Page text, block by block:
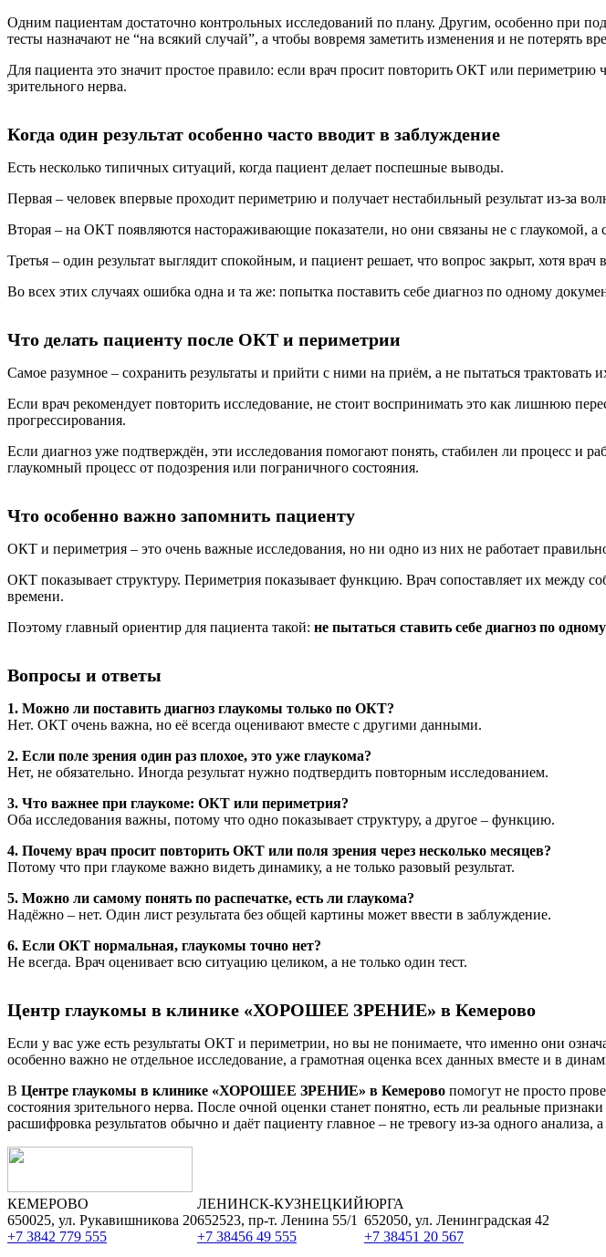
Одним пациентам достаточно контрольных исследований по плану. Другим, особенно при
тесты назначают не “на всякий случай”, а чтобы вовремя заметить изменения и не потерять
Для пациента это значит простое правило: если врач просит повторить ОКТ или периметрию
зрительного нерва.
Когда один результат особенно часто вводит в заблуждение
Есть несколько типичных ситуаций, когда пациент делает поспешные выводы.
Первая – человек впервые проходит периметрию и получает нестабильный результат из-за
Вторая – на ОКТ появляются настораживающие показатели, но они связаны не с глаукомой, а
Третья – один результат выглядит спокойным, и пациент решает, что вопрос закрыт, хотя
Во всех этих случаях ошибка одна и та же: попытка поставить себе диагноз по одному
Что делать пациенту после ОКТ и периметрии
Самое разумное – сохранить результаты и прийти с ними на приём, а не пытаться трактовать
Если врач рекомендует повторить исследование, не стоит воспринимать это как лишнюю
прогрессирования.
Если диагноз уже подтверждён, эти исследования помогают понять, стабилен ли процесс и
глаукомный процесс от подозрения или пограничного состояния.
Что особенно важно запомнить пациенту
ОКТ и периметрия – это очень важные исследования, но ни одно из них не работает
ОКТ показывает структуру. Периметрия показывает функцию. Врач сопоставляет их между
времени.
Поэтому главный ориентир для пациента такой: не пытаться ставить себе диагноз по
Вопросы и ответы
1. Можно ли поставить диагноз глаукомы только по ОКТ?
Нет. ОКТ очень важна, но её всегда оценивают вместе с другими данными.
2. Если поле зрения один раз плохое, это уже глаукома?
Нет, не обязательно. Иногда результат нужно подтвердить повторным исследованием.
3. Что важнее при глаукоме: ОКТ или периметрия?
Оба исследования важны, потому что одно показывает структуру, а другое – функцию.
4. Почему врач просит повторить ОКТ или поля зрения через несколько месяцев?
Потому что при глаукоме важно видеть динамику, а не только разовый результат.
5. Можно ли самому понять по распечатке, есть ли глаукома?
Надёжно – нет. Один лист результата без общей картины может ввести в заблуждение.
6. Если ОКТ нормальная, глаукомы точно нет?
Не всегда. Врач оценивает всю ситуацию целиком, а не только один тест.
Центр глаукомы в клинике «ХОРОШЕЕ ЗРЕНИЕ» в Кемерово
Если у вас уже есть результаты ОКТ и периметрии, но вы не понимаете, что именно они
особенно важно не отдельное исследование, а грамотная оценка всех данных вместе и в
В Центре глаукомы в клинике «ХОРОШЕЕ ЗРЕНИЕ» в Кемерово помогут не просто
состояния зрительного нерва. После очной оценки станет понятно, есть ли реальные
расшифровка результатов обычно и даёт пациенту главное – не тревогу из-за одного
КЕМЕРОВО
650025, ул. Рукавишникова 20
+7 3842 779 555
ЛЕНИНСК-КУЗНЕЦКИЙ
652523, пр-т. Ленина 55/1
+7 38456 49 555
ЮРГА
652050, ул. Ленинградская 42
+7 38451 20 567